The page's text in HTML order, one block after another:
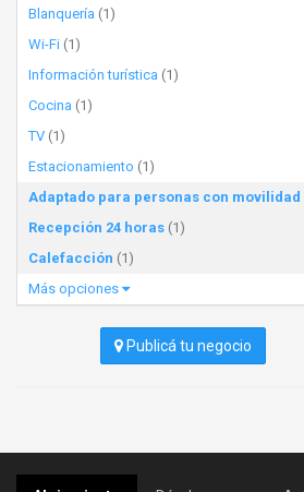
Blanquería (1)
Wi-Fi (1)
Información turística (1)
Cocina (1)
TV (1)
Estacionamiento (1)
Recepción 24 horas (1)
Calefacción (1)
Más opciones
Publicá tu negocio